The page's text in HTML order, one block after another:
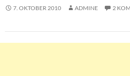
7. OKTOBER 2010 ADMINE 2